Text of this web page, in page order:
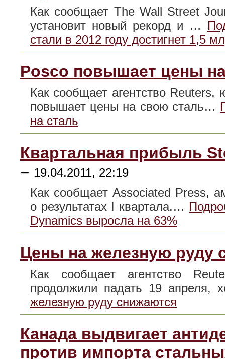
Как сообщает The Wall Street
установит новый рекорд и …
стали в 2012 году достигнет 1,5
Posco повышает цены
Как сообщает агентство
повышает цены на свою сталь…
на сталь
Квартальная прибыль
– 19.04.2011, 22:19
Как сообщает Associated Press,
о результатах I квартала.…
Dynamics выросла на 63%
Цены на железную руду
Как сообщает агентство
продолжили падать 19 апреля,
железную руду снижаются
Канада выдвигает
против импорта